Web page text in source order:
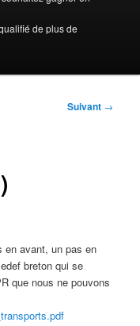
de plus de
Suivant →
en avant, un pas en
breton qui se
que nous ne pouvons